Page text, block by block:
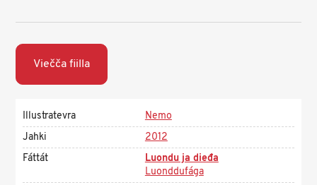
Viečča fiilla
Illustratevra
Nemo
Jahki
2012
Fáttát
Luondu ja dieđa
Luonddufága